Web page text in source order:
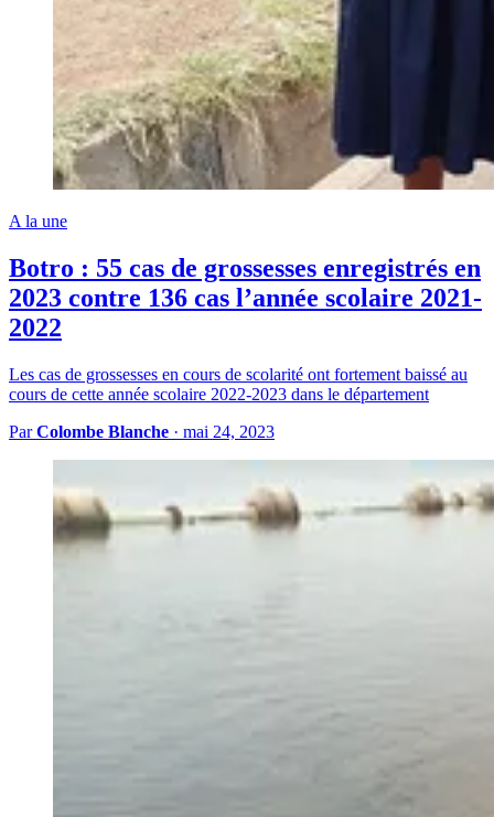
A la une
Botro : 55 cas de grossesses enregistrés en
2023 contre 136 cas l’année scolaire 2021-
2022
Les cas de grossesses en cours de scolarité ont fortement baissé au
cours de cette année scolaire 2022-2023 dans le département
ParColombe Blanche · mai 24, 2023